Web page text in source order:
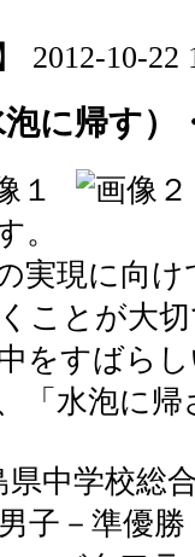
2012-10-22
に帰す）
。
実現に向
ことが大
をすばら
「水泡に
中学校総
子－準優勝